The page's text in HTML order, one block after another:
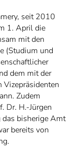
seit 2010
1. April die
mit den
(Studium und
dem mit der
Vizepräsidenten
Zudem
Dr. H.-Jürgen
bisherige Amt
bereits von